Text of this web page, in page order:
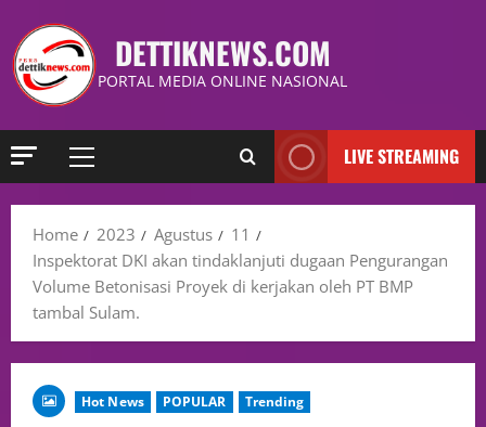
DETTIKNEWS.COM
PORTAL MEDIA ONLINE NASIONAL
LIVE STREAMING
Home 2023 Agustus
11
Inspektorat DKI akan tindaklanjuti dugaan Pengurangan
Volume Betonisasi Proyek di kerjakan oleh PT BMP
tambal Sulam.
Hot News POPULAR Trending